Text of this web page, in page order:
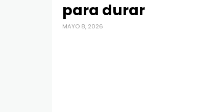
para durar
MAYO 8, 2026